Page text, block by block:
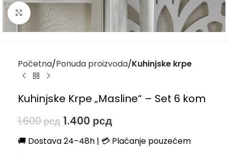
Kliknite za uvećanje
Početna Ponuda proizvoda Kuhinjske krpe
Kuhinjske Krpe „Masline“ – Set 6 kom
1.600рсд 1.400 рсд
🚚 Dostava 24–48h | 💳 Plaćanje pouzećem